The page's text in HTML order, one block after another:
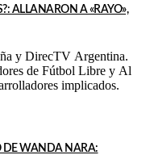
ALLANARON A «RAYO»,
y DirecTV Argentina.
de Fútbol Libre y Al
implicados.
DE WANDA NARA: